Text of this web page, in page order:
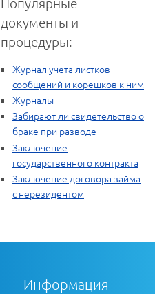
документы и
процедуры:
Журнал учета листков
сообщений и корешков к ним
Журналы
Забирают ли свидетельство о
браке при разводе
Заключение
государственного контракта
Заключение договора займа
с нерезидентом
Информация